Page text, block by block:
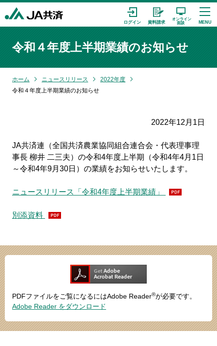
令和４年度上半期業績のお知らせ
ホーム ニュースリリース
2022年度
令和４年度上半期業績のお知らせ
2022年12月1日
JA共済連（全国共済農業協同組合連合会・代表理事理
事長 柳井 二三夫）の令和4年度上半期（令和4年4月1日
～令和4年9月30日）の業績をお知らせいたします。
ニュースリリース「令和4年度上半期業績」
別添資料
PDFファイルをご覧になるにはAdobe Reader®が必要です。
Adobe Reader をダウンロード